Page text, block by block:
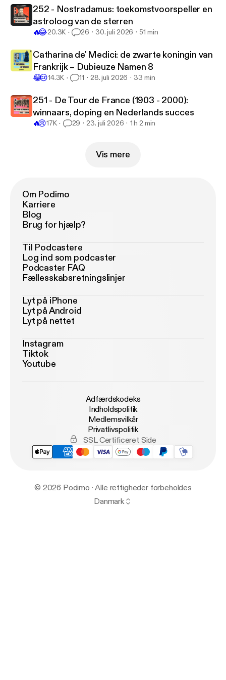
252 - Nostradamus: toekomstvoorspeller en
astroloog van de sterren
🔥😂20.3K 26 30. juli 2026 51 min
Catharina de' Medici: de zwarte koningin van
Frankrijk – Dubieuze Namen 8
😂😢14.3K 11 28. juli 2026 33 min
251 - De Tour de France (1903 - 2000):
winnaars, doping en Nederlands succes
🔥😢17K 29 23. juli 2026 1 h 2 min
Vis mere
Om Podimo
Karriere
Blog
Brug for hjælp?
Til Podcastere
Log ind som podcaster
Podcaster FAQ
Fællesskabsretningslinjer
Lyt på iPhone
Lyt på Android
Lyt på nettet
Instagram
Tiktok
Youtube
Adfærdskodeks
Indholdspolitik
Medlemsvilkår
Privatlivspolitik
SSL Certificeret Side
© 2026 Podimo · Alle rettigheder forbeholdes
Danmark